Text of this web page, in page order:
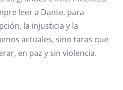
leer a Dante, para
la injusticia y la
actuales, sino taras que
en paz y sin violencia.